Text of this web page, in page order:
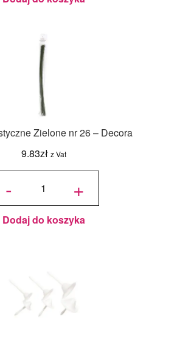
Zielone nr 26 – Decora
9.83zł z Vat
-
Druty
- Decora +
Dodaj do koszyka